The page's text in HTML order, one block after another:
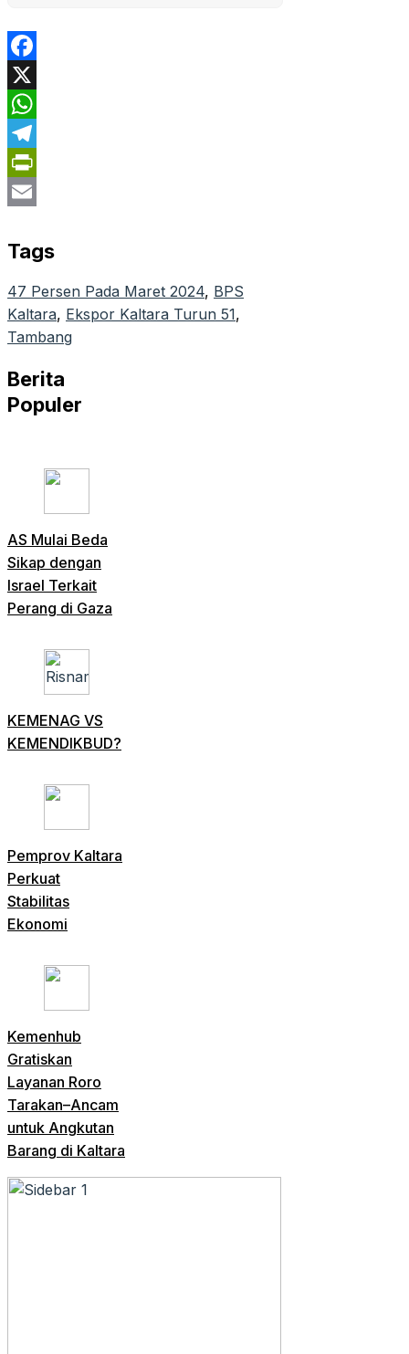
Facebook
X
WhatsApp
Telegram
PrintFriendly
Tags
47 Persen Pada Maret 2024, BPS
Kaltara, Ekspor Kaltara Turun 51
Tambang
Berita
Populer
AS Mulai Beda
Sikap dengan
Israel Terkait
Perang di Gaza
KEMENAG VS
KEMENDIKBUD?
Pemprov Kaltara
Perkuat
Stabilitas
Ekonomi
Kemenhub
Gratiskan
Layanan Roro
Tarakan–Ancam
untuk Angkutan
Barang di Kaltara